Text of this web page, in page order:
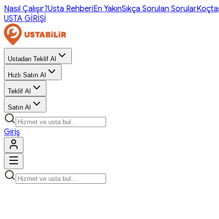
Nasıl Çalışır?Usta RehberiEn YakınSıkça Sorulan Sorular
USTA GİRİŞİ
Ustadan Teklif Al
Hızlı Satın Al
Teklif Al
Satın Al
Giriş